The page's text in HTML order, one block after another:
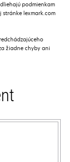
podmienkam
stránke lexmark.com
žiadne chyby ani